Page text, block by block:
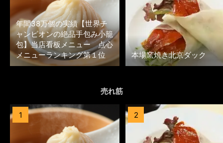
年間38万個の実績【世界チ
ャンピオンの絶品手包み小籠
包】当店看板メニュー 点心
メニューランキング第１位
本場窯焼き北京ダック
売れ筋
1 2